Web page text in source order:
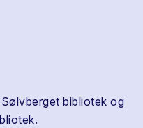
bibliotek og